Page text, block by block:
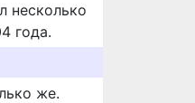
несколько
года.
же.